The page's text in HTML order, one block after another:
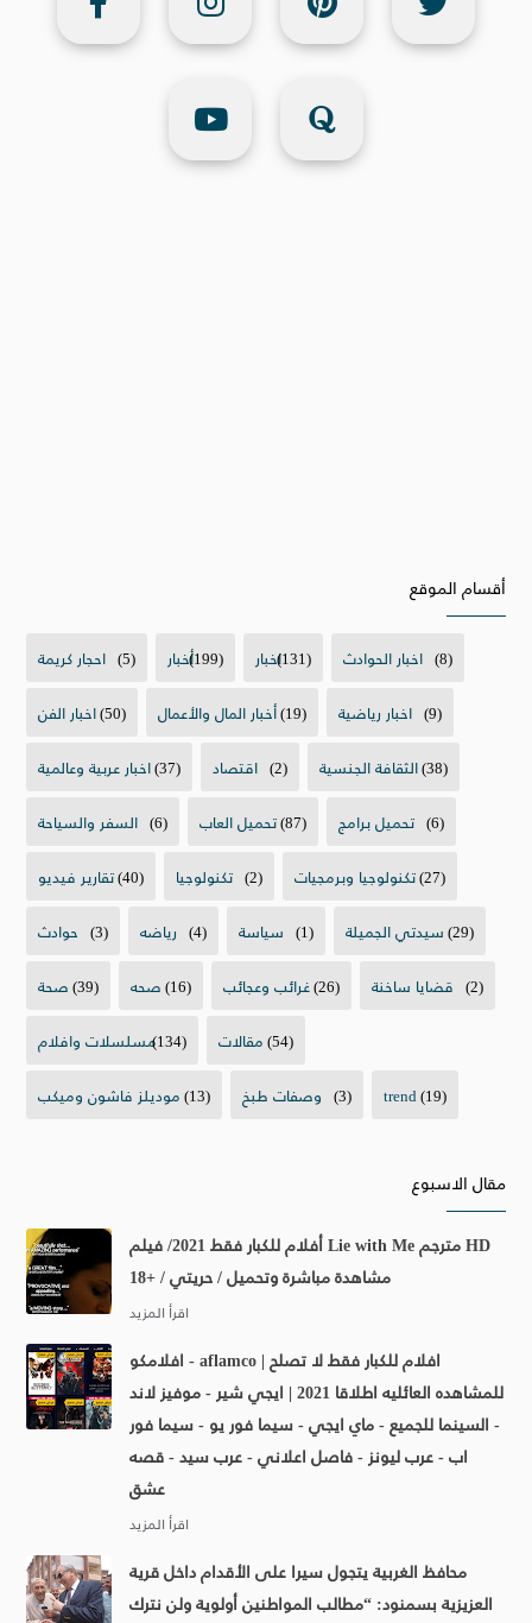
أقسام الموقع
احجار كريمة (5) أخبار(199) اخبار(131) اخبار الحوادث (8)
اخبار الفن(50) أخبار المال والأعمال(19) اخبار رياضية (9)
اخبار عربية وعالمية(37) اقتصاد (2) الثقافة الجنسية(38)
السفر والسياحة (6) تحميل العاب(87) تحميل برامج (6)
تقارير فيديو(40) تكنولوجيا (2) تكنولوجيا وبرمجيات(27)
حوادث (3) رياضه (4) سياسة (1) سيدتي الجميلة(29)
صحة(39) صحه(16) غرائب وعجائب(26) قضايا ساخنة (2)
مسلسلات وافلام(134) مقالات(54)
موديلز فاشون وميكب(13) وصفات طبخ (3) trend(19)
مقال الاسبوع
أفلام للكبار فقط 2021/ فيلم Lie with Me مترجم HD
مشاهدة مباشرة وتحميل / حريتي / +18
افلامكو - aflamco | افلام للكبار فقط لا تصلح
للمشاهده العائليه اطلاقا 2021 | ايجي شير - موفيز لاند
- السينما للجميع - ماي ايجي - سيما فور يو - سيما فور
اب - عرب ليونز - فاصل اعلاني - عرب سيد - قصه
عشق
محافظ الغربية يتجول سيرا على الأقدام داخل قرية
العزيزية بسمنود: “مطالب المواطنين أولوية ولن نترك